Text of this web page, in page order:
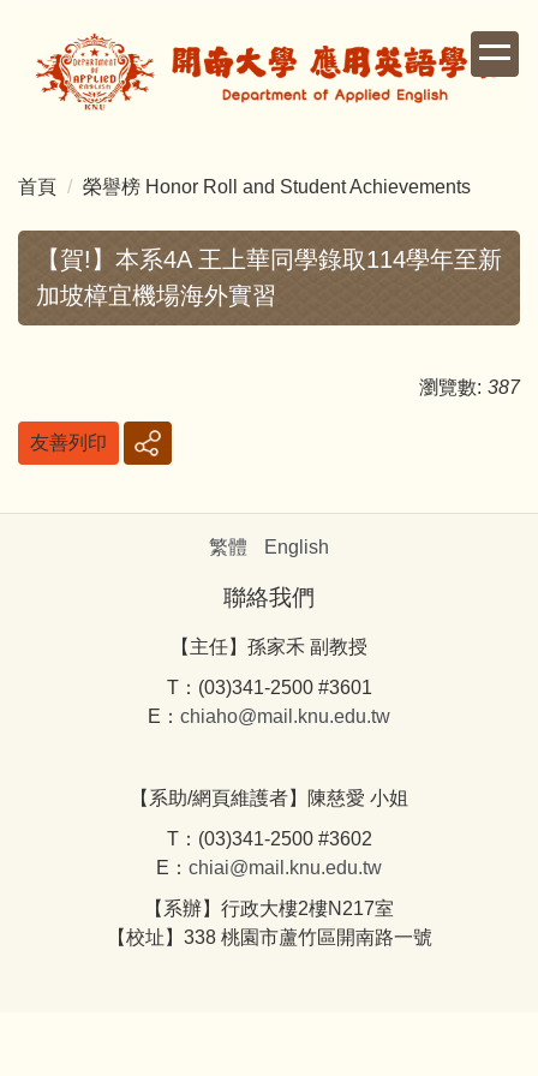
區
首頁 榮譽榜 Honor Roll and Student Achievements
【賀!】本系4A 王上華同學錄取114學年至新
加坡樟宜機場海外實習
瀏覽數: 387
友善列印
繁體 English
聯絡我們
【主任】孫家禾 副教授
T：(03)341-2500 #3601
E： chiaho@mail.knu.edu.tw
【系助/網頁維護者】陳慈愛 小姐
T：(03)341-2500 #3602
E： chiai@mail.knu.edu.tw
【系辦】行政大樓2樓N217室
【校址】338 桃園市蘆竹區開南路一號